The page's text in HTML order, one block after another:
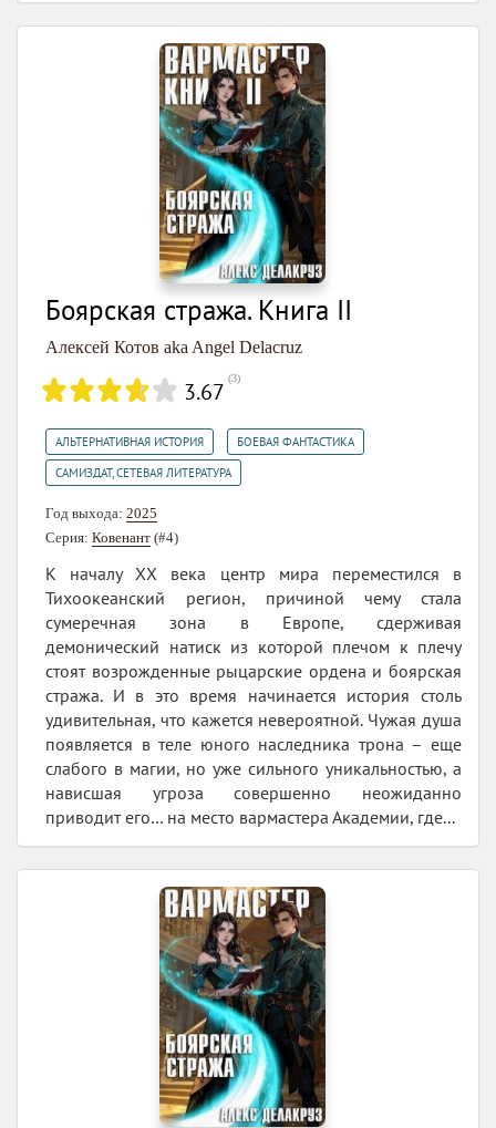
Боярская стража. Книга II
Алексей Котов aka Angel Delacruz
3.67 (3)
АЛЬТЕРНАТИВНАЯ ИСТОРИЯ БОЕВАЯ ФАНТАСТИКА
САМИЗДАТ, СЕТЕВАЯ ЛИТЕРАТУРА
Год выхода: 2025
Серия: Ковенант (#4)
К началу XX века центр мира переместился в
Тихоокеанский регион, причиной чему стала
сумеречная зона в Европе, сдерживая
демонический натиск из которой плечом к плечу
стоят возрожденные рыцарские ордена и боярская
стража. И в это время начинается история столь
удивительная, что кажется невероятной. Чужая душа
появляется в теле юного наследника трона – еще
слабого в магии, но уже сильного уникальностью, а
нависшая угроза совершенно неожиданно
приводит его… на место вармастера Академии, где...